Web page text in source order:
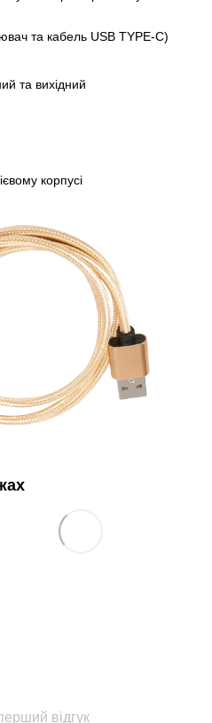
та кабель USB TYPE-C)
та вихідний
корпусі
відгук